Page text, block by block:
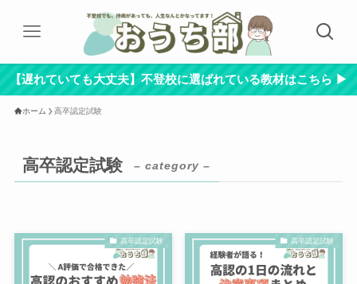
【遅れていても大丈夫】不登校に選ばれている教材はこちら ▶︎
ホーム 高卒認定試験
高卒認定試験 – category –
高卒認定試験 高卒認定試験